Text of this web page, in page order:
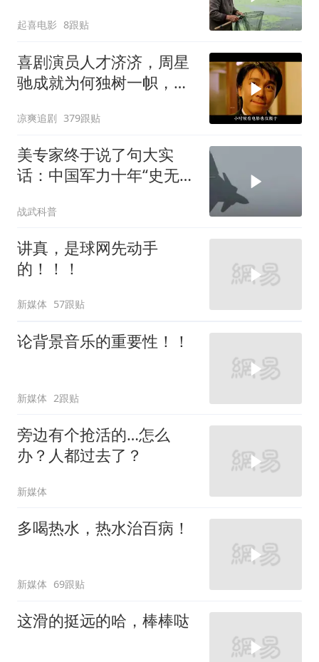
起喜电影 8跟贴
喜剧演员人才济济，周星
驰成就为何独树一帜，他
凉爽追剧 379跟贴
美专家终于说了句大实
话：中国军力十年“史无前
住了
战武科普
讲真，是球网先动手
的！！！
新媒体 57跟贴
论背景音乐的重要性！！
新媒体 2跟贴
旁边有个抢活的…怎么
办？人都过去了？
新媒体
多喝热水，热水治百病！
新媒体 69跟贴
这滑的挺远的哈，棒棒哒